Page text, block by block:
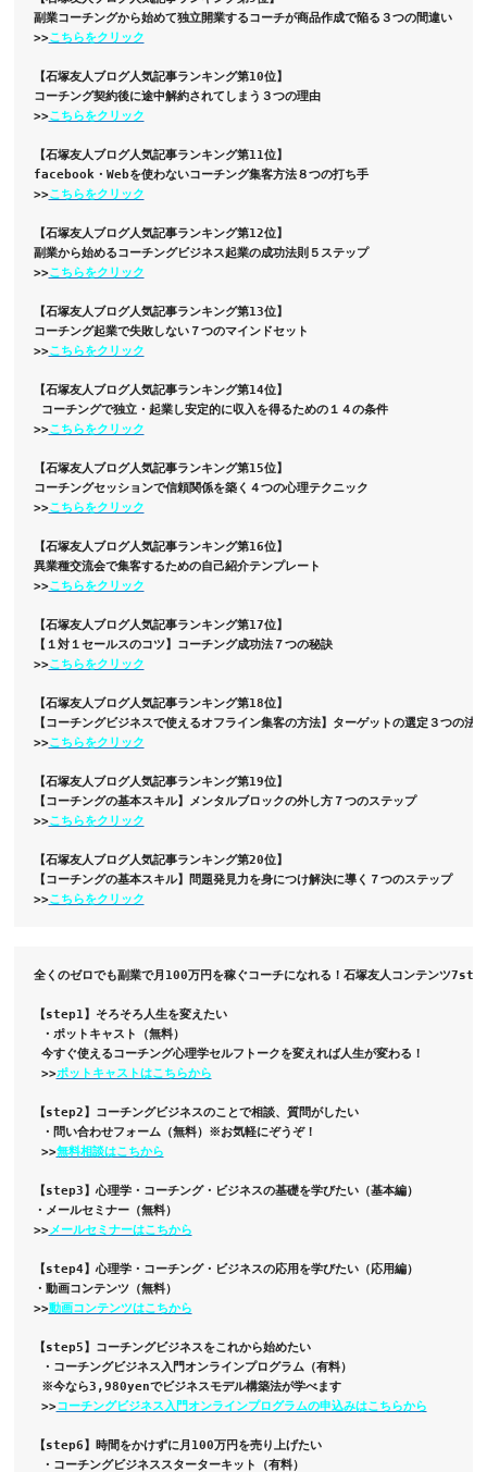
副業コーチングから始めて独立開業するコーチが商品作成で陥る３つの間違い
>>こちらをクリック
【石塚友人ブログ人気記事ランキング第10位】
コーチング契約後に途中解約されてしまう３つの理由
>>こちらをクリック
【石塚友人ブログ人気記事ランキング第11位】
facebook・Webを使わないコーチング集客方法８つの打ち手
>>こちらをクリック
【石塚友人ブログ人気記事ランキング第12位】
副業から始めるコーチングビジネス起業の成功法則５ステップ
>>こちらをクリック
【石塚友人ブログ人気記事ランキング第13位】
コーチング起業で失敗しない７つのマインドセット
>>こちらをクリック
【石塚友人ブログ人気記事ランキング第14位】
コーチングで独立・起業し安定的に収入を得るための１４の条件
>>こちらをクリック
【石塚友人ブログ人気記事ランキング第15位】
コーチングセッションで信頼関係を築く４つの心理テクニック
>>こちらをクリック
【石塚友人ブログ人気記事ランキング第16位】
異業種交流会で集客するための自己紹介テンプレート
>>こちらをクリック
【石塚友人ブログ人気記事ランキング第17位】
【１対１セールスのコツ】コーチング成功法７つの秘訣
>>
【石塚友人ブログ人気記事ランキング第18位】
【コーチングビジネスで使えるオフライン集客の方法】ターゲットの選定３つの法
>>こちらをクリック
【石塚友人ブログ人気記事ランキング第19位】
【コーチングの基本スキル】メンタルブロックの外し方７つのステップ
>>こちらをクリック
【石塚友人ブログ人気記事ランキング第20位】
【コーチングの基本スキル】問題発見力を身につけ解決に導く７つのステップ
>>
全くのゼロでも副業で月100万円を稼ぐコーチになれる！石塚友人コンテンツ
【step1】そろそろ人生を変えたい
・ポットキャスト（無料）
今すぐ使えるコーチング心理学セルフトークを変えれば人生が変わる！
>>ポットキャストはこちらから
【step2】コーチングビジネスのことで相談、質問がしたい
・問い合わせフォーム（無料） ※お気軽にぞうぞ！
>>無料相談はこちから
【step3】心理学・コーチング・ビジネスの基礎を学びたい（基本編）
・メールセミナー（無料）
>>メールセミナーはこちから
【step4】心理学・コーチング・ビジネスの応用を学びたい（応用編）
・動画コンテンツ（無料）
>>動画コンテンツはこちから
【step5】コーチングビジネスをこれから始めたい
・コーチングビジネス入門オンラインプログラム（有料）
※今なら3,980yenでビジネスモデル構築法が学べます
>>コーチングビジネス入門オンラインプログラムの申込みはこちらから
【step6】時間をかけずに月100万円を売り上げたい
・コーチングビジネススターターキット（有料）